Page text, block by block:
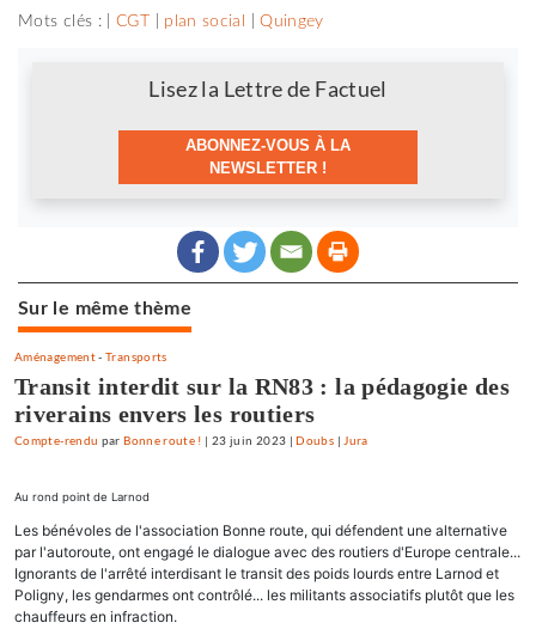
Mots clés : |CGT plan social |Quingey
Lisez la Lettre de Factuel
ABONNEZ-VOUS À LA
NEWSLETTER !
Sur le même thème
Aménagement-Transports
Transit interdit sur la RN83 : la pédagogie des
riverains envers les routiers
Compte-rendu par Bonne route ! 23 juin 2023 Doubs |Jura
Au rond point de Larnod
Les bénévoles de l'association Bonne route, qui défendent une alternative
par l'autoroute, ont engagé le dialogue avec des routiers d'Europe centrale...
Ignorants de l'arrêté interdisant le transit des poids lourds entre Larnod et
Poligny, les gendarmes ont contrôlé... les militants associatifs plutôt que les
chauffeurs en infraction.